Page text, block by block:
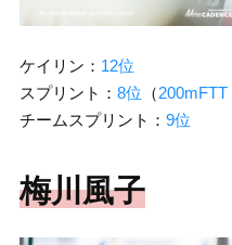
ケイリン： 12位
スプリント： 8位 （
チームスプリント： 9位
梅川風子